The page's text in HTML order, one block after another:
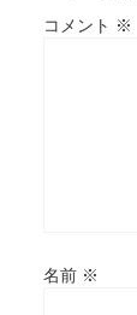
コメント ※
名前 ※